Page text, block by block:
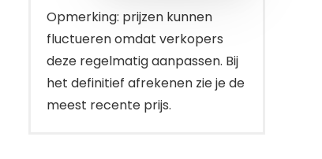
Opmerking: prijzen kunnen
fluctueren omdat verkopers
deze regelmatig aanpassen. Bij
het definitief afrekenen zie je de
meest recente prijs.